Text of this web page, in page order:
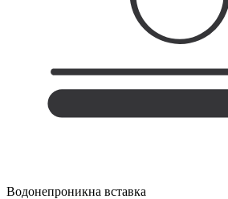
Водонепроникна вставка